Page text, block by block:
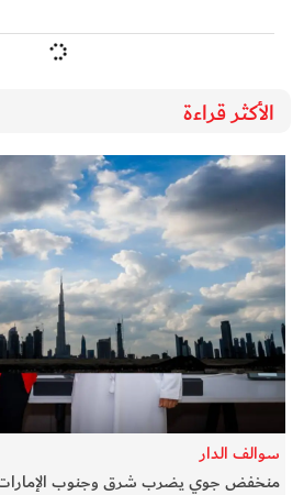
الأكثر قراءة
سوالف الدار
منخفض جوي يضرب شرق وجنوب